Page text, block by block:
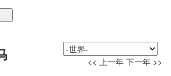
<< 上一年 下一年 >>